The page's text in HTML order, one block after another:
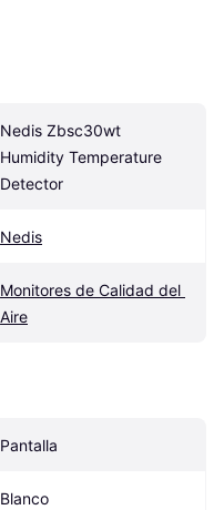
Nedis Zbsc30wt
Humidity Temperature
Detector
Nedis
Monitores de Calidad del
Aire
Pantalla
Blanco